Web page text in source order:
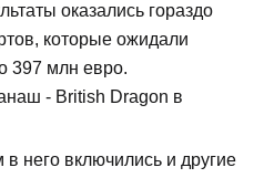
оказались гораздо
которые ожидали
397 млн евро.
- British Dragon в
него включились и другие